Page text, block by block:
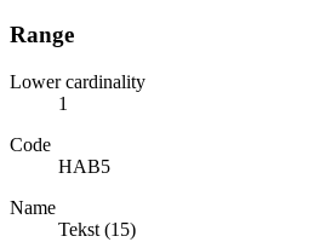
Range
Lower cardinality
1
Code
HAB5
Name
Tekst (15)